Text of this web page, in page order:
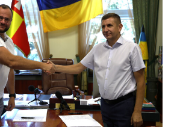
Прозорість влади
Документи